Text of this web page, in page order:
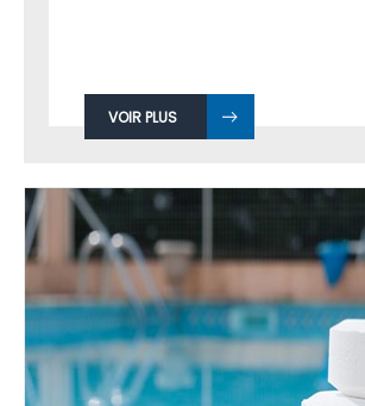
VOIR PLUS